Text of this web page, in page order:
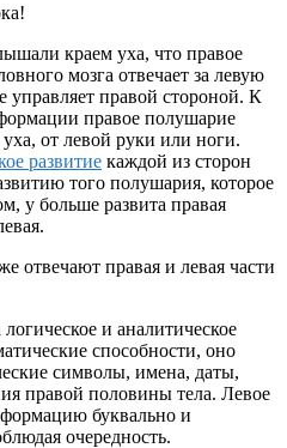
краем уха, что правое
мозга отвечает за левую
управляет правой стороной. К
правое полушарие
уха, от левой руки или ноги.
развитие каждой из сторон
того полушария, которое
у больше развита правая
отвечают правая и левая части
и аналитическое
способности, оно
символы, имена, даты,
правой половины тела. Левое
буквально и
очередность.